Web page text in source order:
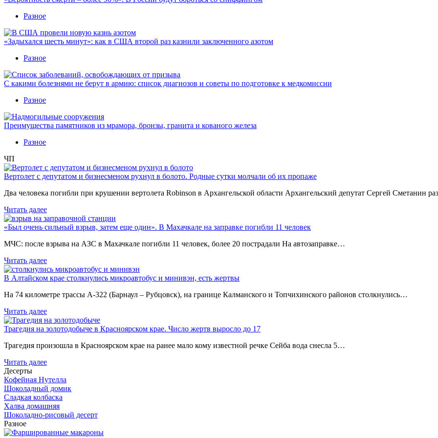
Разное
«Задыхался шесть минут»: как в США второй раз казнили заключенного азотом
Разное
С какими болезнями не берут в армию: список диагнозов и советы по подготовке к медкомиссии
Разное
Преимущества памятников из мрамора, бронзы, гранита и кованого железа
Разное
ЧП
Вертолет с депутатом и бизнесменом рухнул в болото. Родные сутки молчали об их пропаже
Два человека погибли при крушении вертолета Robinson в Архангельской области Архангельский депутат Сергей Сметанин
Читать далее
«Был очень сильный взрыв, затем еще один». В Махачкале на заправке погибли 11 человек
МЧС: после взрыва на АЗС в Махачкале погибли 11 человек, более 20 пострадали На автозаправке…
Читать далее
В Алтайском крае столкнулись микроавтобус и минивэн, есть жертвы
На 74 километре трассы А-322 (Барнаул – Рубцовск), на границе Калманского и Топчихинского районов столкнулись…
Читать далее
Трагедия на золотодобыче в Красноярском крае. Число жертв выросло до 17
Трагедия произошла в Красноярском крае на ранее мало кому известной речке Сейба вода снесла 5…
Читать далее
Десерты
Кофейная Нутелла
Шоколадный домик
Сладкая колбаска
Халва домашняя
Шоколадно-рисовый десерт
Разное